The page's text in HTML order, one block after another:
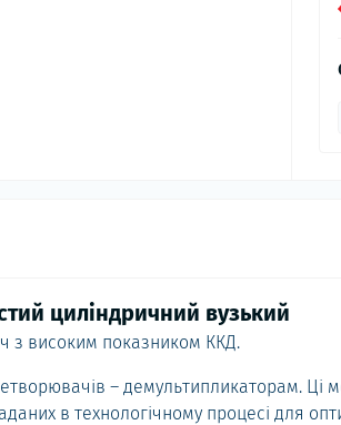
циліндричний вузький
з високим показником ККД.
– демультипликаторам. Ці
в технологічному процесі для